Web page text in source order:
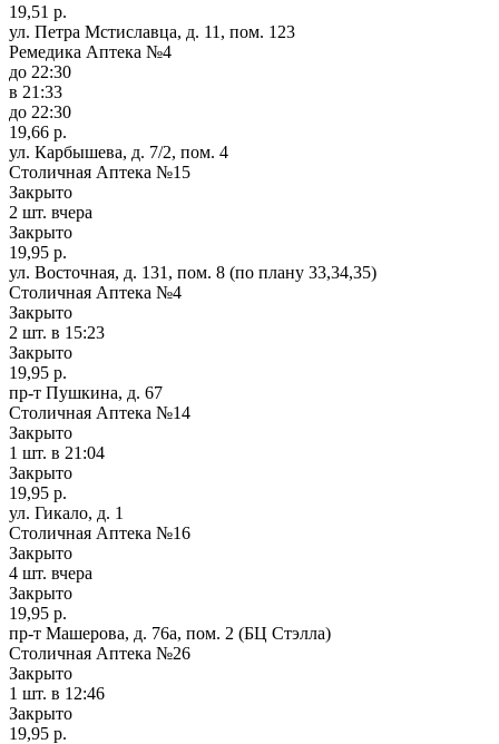
19,51 р.
ул. Петра Мстиславца, д. 11, пом. 123
Ремедика Аптека №4
до 22:30
в 21:33
до 22:30
19,66 р.
ул. Карбышева, д. 7/2, пом. 4
Столичная Аптека №15
Закрыто
2 шт. вчера
Закрыто
19,95 р.
ул. Восточная, д. 131, пом. 8 (по плану 33,34,35)
Столичная Аптека №4
Закрыто
2 шт. в 15:23
Закрыто
19,95 р.
пр-т Пушкина, д. 67
Столичная Аптека №14
Закрыто
1 шт. в 21:04
Закрыто
19,95 р.
ул. Гикало, д. 1
Столичная Аптека №16
Закрыто
4 шт. вчера
Закрыто
19,95 р.
пр-т Машерова, д. 76а, пом. 2 (БЦ Стэлла)
Столичная Аптека №26
Закрыто
1 шт. в 12:46
Закрыто
19,95 р.